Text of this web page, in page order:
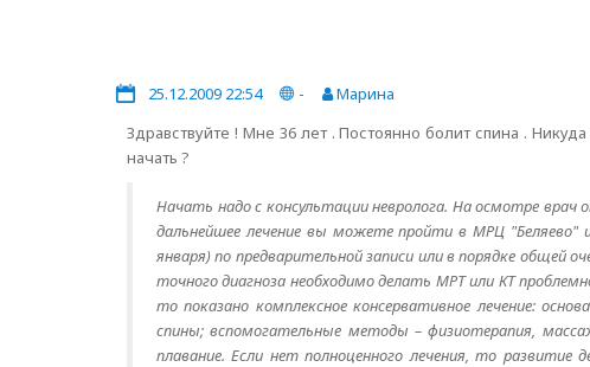
25.12.2009 22:54 -
Марина
Здравствуйте ! Мне 36 лет . Постоянно болит спина .
начать ?
Начать надо с консультации невролога. На осмотре врач
дальнейшее лечение вы можете пройти в МРЦ
января) по предварительной записи или в порядке общей
точного диагноза необходимо делать МРТ или КТ
то показано комплексное консервативное лечение:
спины; вспомогательные методы – физиотерапия,
плавание. Если нет полноценного лечения, то развитие